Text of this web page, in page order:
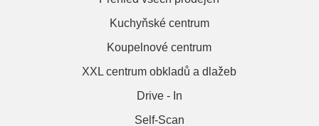
Kuchyňské centrum
Koupelnové centrum
XXL centrum obkladů a dlažeb
Drive - In
Self-Scan